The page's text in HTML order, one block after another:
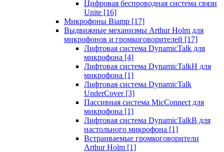
Цифровая беспроводная система связи
Unite [16]
Микрофоны Biamp [17]
Выдвижные механизмы Arthur Holm для
микрофонов и громкоговорителей [17]
Лифтовая система DynamicTalk для
микрофона [4]
Лифтовая система DynamicTalkH для
микрофона [1]
Лифтовая система DynamicTalk
UnderCover [3]
Пассивная система MicConnect для
микрофона [1]
Лифтовая система DynamicTalkB для
настольного микрофона [1]
Встраиваемые громкоговорители
Arthur Holm [1]